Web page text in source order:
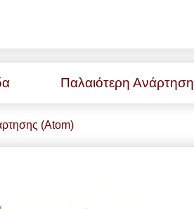
Παλαιότερη Ανάρτηση
(Atom)